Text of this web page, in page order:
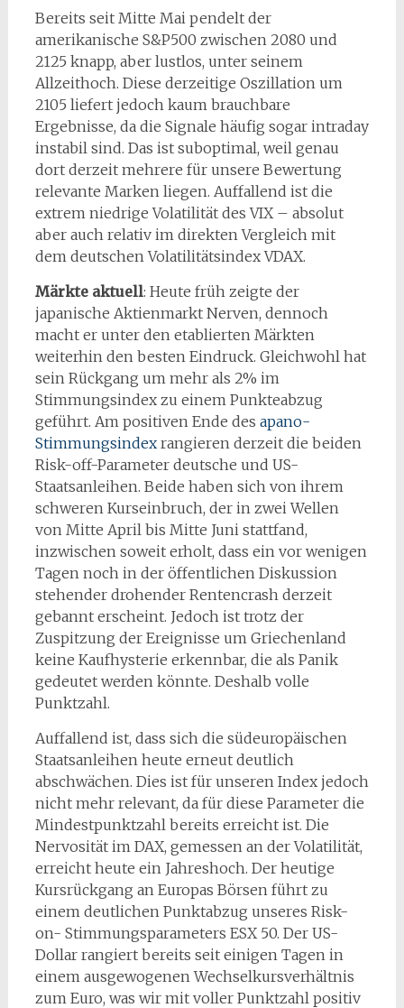
Bereits seit Mitte Mai pendelt der
amerikanische S&P500 zwischen 2080 und
2125 knapp, aber lustlos, unter seinem
Allzeithoch. Diese derzeitige Oszillation um
2105 liefert jedoch kaum brauchbare
Ergebnisse, da die Signale häufig sogar intraday
instabil sind. Das ist suboptimal, weil genau
dort derzeit mehrere für unsere Bewertung
relevante Marken liegen. Auffallend ist die
extrem niedrige Volatilität des VIX – absolut
aber auch relativ im direkten Vergleich mit
dem deutschen Volatilitätsindex VDAX.
Märkte aktuell: Heute früh zeigte der
japanische Aktienmarkt Nerven, dennoch
macht er unter den etablierten Märkten
weiterhin den besten Eindruck. Gleichwohl hat
sein Rückgang um mehr als 2% im
Stimmungsindex zu einem Punkteabzug
geführt. Am positiven Ende des apano-
Stimmungsindex rangieren derzeit die beiden
Risk-off-Parameter deutsche und US-
Staatsanleihen. Beide haben sich von ihrem
schweren Kurseinbruch, der in zwei Wellen
von Mitte April bis Mitte Juni stattfand,
inzwischen soweit erholt, dass ein vor wenigen
Tagen noch in der öffentlichen Diskussion
stehender drohender Rentencrash derzeit
gebannt erscheint. Jedoch ist trotz der
Zuspitzung der Ereignisse um Griechenland
keine Kaufhysterie erkennbar, die als Panik
gedeutet werden könnte. Deshalb volle
Punktzahl.
Auffallend ist, dass sich die südeuropäischen
Staatsanleihen heute erneut deutlich
abschwächen. Dies ist für unseren Index jedoch
nicht mehr relevant, da für diese Parameter die
Mindestpunktzahl bereits erreicht ist. Die
Nervosität im DAX, gemessen an der Volatilität,
erreicht heute ein Jahreshoch. Der heutige
Kursrückgang an Europas Börsen führt zu
einem deutlichen Punktabzug unseres Risk-
on- Stimmungsparameters ESX 50. Der US-
Dollar rangiert bereits seit einigen Tagen in
einem ausgewogenen Wechselkursverhältnis
zum Euro, was wir mit voller Punktzahl positiv